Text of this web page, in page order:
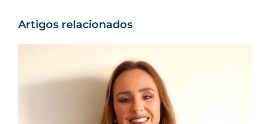
Artigos relacionados
F. REGO junta Miguel
Morgado e Sérgio